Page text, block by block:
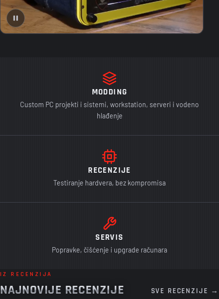
MODDING
Custom PC projekti i sistemi, workstation, serveri i vodeno
hlađenje
RECENZIJE
Testiranje hardvera, bez kompromisa
SERVIS
Popravke, čišćenje i upgrade računara
IZ RECENZIJA
NAJNOVIJE RECENZIJE SVE RECENZIJE →